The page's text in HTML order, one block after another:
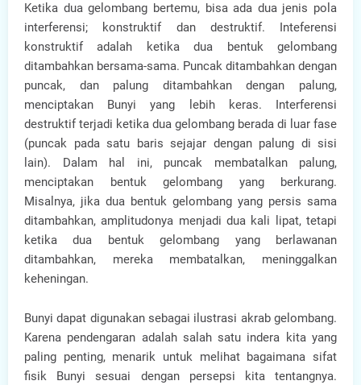
Ketika dua gelombang bertemu, bisa ada dua jenis pola
interferensi; konstruktif dan destruktif. Inteferensi
konstruktif adalah ketika dua bentuk gelombang
ditambahkan bersama-sama. Puncak ditambahkan dengan
puncak, dan palung ditambahkan dengan palung,
menciptakan Bunyi yang lebih keras. Interferensi
destruktif terjadi ketika dua gelombang berada di luar fase
(puncak pada satu baris sejajar dengan palung di sisi
lain). Dalam hal ini, puncak membatalkan palung,
menciptakan bentuk gelombang yang berkurang.
Misalnya, jika dua bentuk gelombang yang persis sama
ditambahkan, amplitudonya menjadi dua kali lipat, tetapi
ketika dua bentuk gelombang yang berlawanan
ditambahkan, mereka membatalkan, meninggalkan
keheningan.
Bunyi dapat digunakan sebagai ilustrasi akrab gelombang.
Karena pendengaran adalah salah satu indera kita yang
paling penting, menarik untuk melihat bagaimana sifat
fisik Bunyi sesuai dengan persepsi kita tentangnya.